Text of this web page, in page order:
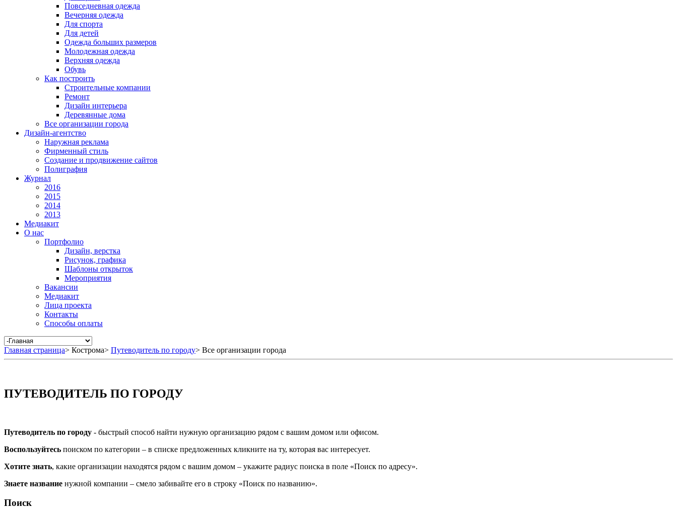
Повседневная одежда
Вечерняя одежда
Для спорта
Для детей
Одежда больших размеров
Молодежная одежда
Верхняя одежда
Обувь
Как построить
Строительные компании
Ремонт
Дизайн интерьера
Деревянные дома
Все организации города
Дизайн-агентство
Наружная реклама
Фирменный стиль
Создание и продвижение сайтов
Полиграфия
Журнал
2016
2015
2014
2013
Медиакит
О нас
Портфолио
Дизайн, верстка
Рисунок, графика
Шаблоны открыток
Мероприятия
Вакансии
Медиакит
Лица проекта
Контакты
Способы оплаты
Главная страница> Кострома> Путеводитель по городу> Все организации города
ПУТЕВОДИТЕЛЬ ПО ГОРОДУ
Путеводитель по городу - быстрый способ найти нужную организацию рядом с вашим домом или офисом.
Воспользуйтесь поиском по категории – в списке предложенных кликните на ту, которая вас интересует.
Хотите знать, какие организации находятся рядом с вашим домом – укажите радиус поиска в поле «Поиск по адресу».
Знаете название нужной компании – смело забивайте его в строку «Поиск по названию».
Поиск